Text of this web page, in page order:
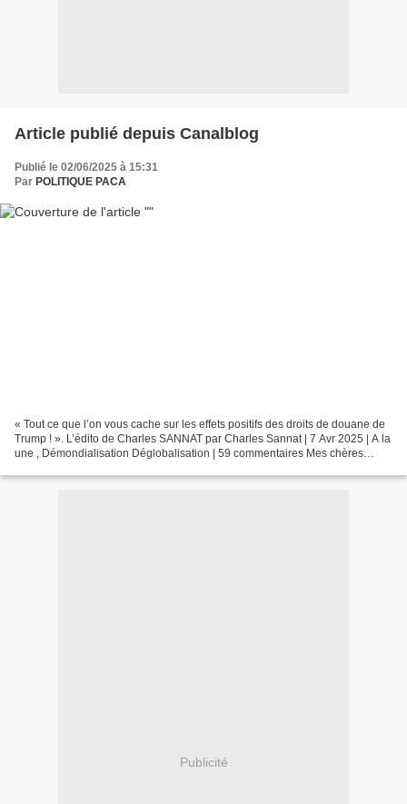
Article publié depuis Canalblog
Publié le 02/06/2025 à 15:31
Par POLITIQUE PACA
« Tout ce que l’on vous cache sur les effets positifs des droits de douane de
Trump ! ». L’édito de Charles SANNAT par Charles Sannat | 7 Avr 2025 | A la
une , Démondialisation Déglobalisation | 59 commentaires Mes chères
Publicité